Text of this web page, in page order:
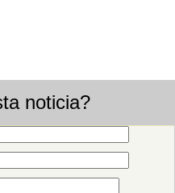
noticia?